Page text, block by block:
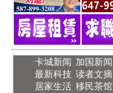
卡城新闻 加国新闻
最新科技 读者文摘
居家生活 移民茶馆